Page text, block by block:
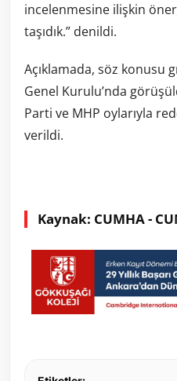
incelenmesine ilişkin
taşıdık.” denildi.
Açıklamada, söz konusu
Genel Kurulu’nda
Parti ve MHP oylarıyla
verildi.
Kaynak: CUMHA -